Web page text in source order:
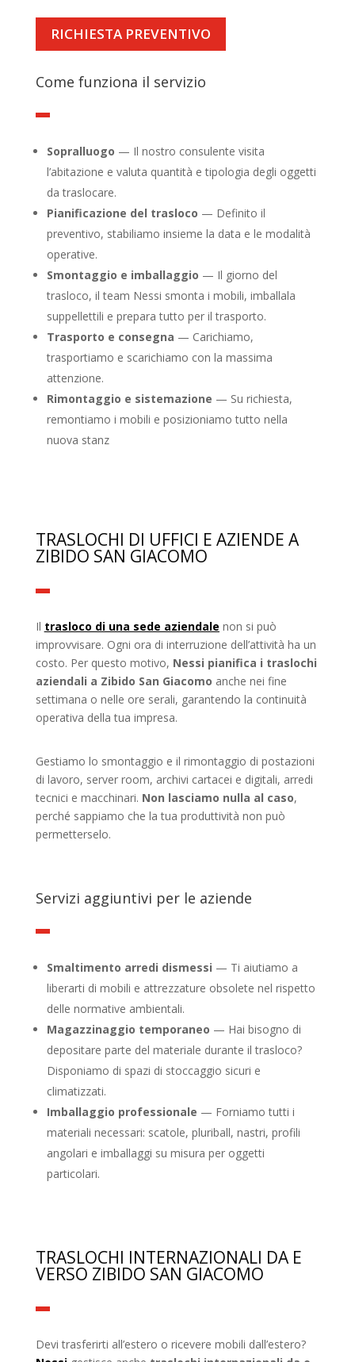
RICHIESTA PREVENTIVO
Come funziona il servizio
Sopralluogo — Il nostro consulente visita
l’abitazione e valuta quantità e tipologia degli oggetti
da traslocare.
Pianificazione del trasloco — Definito il
preventivo, stabiliamo insieme la data e le modalità
operative.
Smontaggio e imballaggio — Il giorno del
trasloco, il team Nessi smonta i mobili, imballala
suppellettili e prepara tutto per il trasporto.
Trasporto e consegna — Carichiamo,
trasportiamo e scarichiamo con la massima
attenzione.
Rimontaggio e sistemazione — Su richiesta,
remontiamo i mobili e posizioniamo tutto nella
nuova stanz
TRASLOCHI DI UFFICI E AZIENDE A
ZIBIDO SAN GIACOMO
Il trasloco di una sede aziendale non si può
improvvisare. Ogni ora di interruzione dell’attività ha un
costo. Per questo motivo, Nessi pianifica i traslochi
aziendali a Zibido San Giacomo anche nei fine
settimana o nelle ore serali, garantendo la continuità
operativa della tua impresa.
Gestiamo lo smontaggio e il rimontaggio di postazioni
di lavoro, server room, archivi cartacei e digitali, arredi
tecnici e macchinari. Non lasciamo nulla al caso,
perché sappiamo che la tua produttività non può
permetterselo.
Servizi aggiuntivi per le aziende
Smaltimento arredi dismessi — Ti aiutiamo a
liberarti di mobili e attrezzature obsolete nel rispetto
delle normative ambientali.
Magazzinaggio temporaneo — Hai bisogno di
depositare parte del materiale durante il trasloco?
Disponiamo di spazi di stoccaggio sicuri e
climatizzati.
Imballaggio professionale — Forniamo tutti i
materiali necessari: scatole, pluriball, nastri, profili
angolari e imballaggi su misura per oggetti
particolari.
TRASLOCHI INTERNAZIONALI DA E
VERSO ZIBIDO SAN GIACOMO
Devi trasferirti all’estero o ricevere mobili dall’estero?